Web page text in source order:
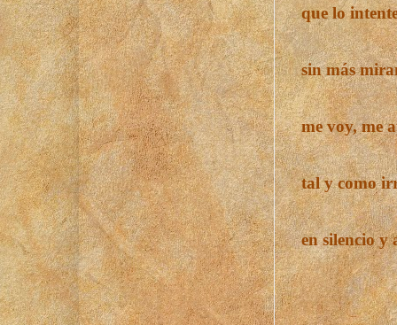
que lo
sin más
me voy, me
tal y como
en silencio y